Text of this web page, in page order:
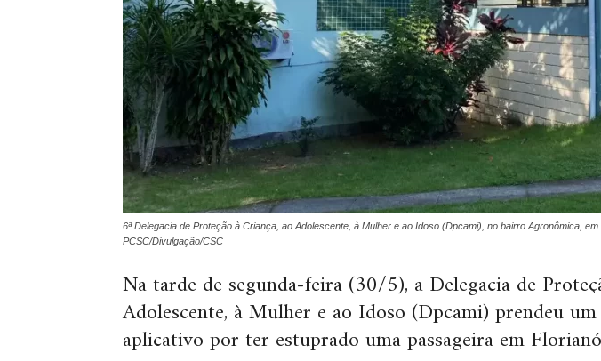
6ª Delegacia de Proteção à Criança, ao Adolescente, à Mulher e ao Idoso (Dpcami), no bairro Agronômica,
PCSC/Divulgação/CSC
Na tarde de segunda-feira (30/5), a Delegacia de
Adolescente, à Mulher e ao Idoso (Dpcami) prendeu
aplicativo por ter estuprado uma passageira em